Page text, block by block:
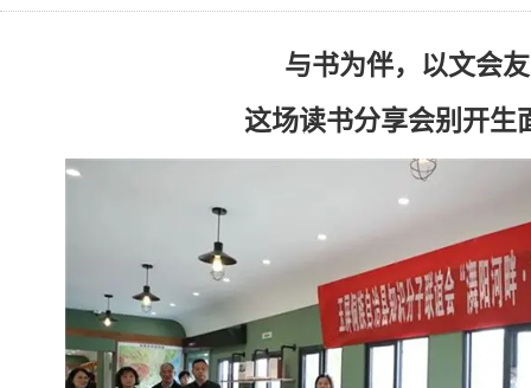
与书为伴，以文会友
这场读书分享会别开生